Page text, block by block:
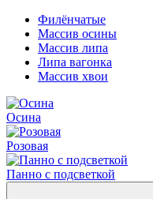
Филёнчатые
Массив осины
Массив липа
Липа вагонка
Массив хвои
Осина
Розовая
Панно с подсветкой